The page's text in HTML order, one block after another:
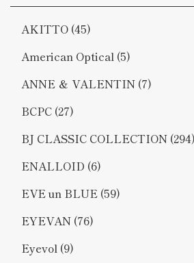
AKITTO (45)
American Optical (5)
ANNE ＆ VALENTIN (7)
BCPC (27)
BJ CLASSIC COLLECTION (294)
ENALLOID (6)
EVE un BLUE (59)
EYEVAN (76)
Eyevol (9)